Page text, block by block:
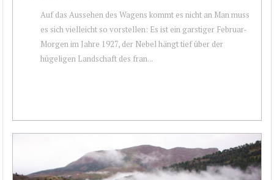
Auf das Aussehen des Wagens kommt es nicht an Man muss
es sich vielleicht so vorstellen: Es ist ein garstiger Februar-
Morgen im Jahre 1927, der Nebel hängt tief über der
hügeligen Landschaft des fran...